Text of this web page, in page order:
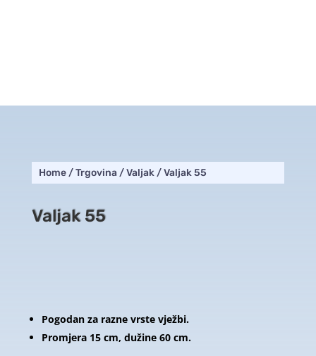
Home/Trgovina /Valjak/ Valjak 55
Valjak 55
Pogodan za razne vrste vježbi.
Promjera 15 cm, dužine 60 cm.